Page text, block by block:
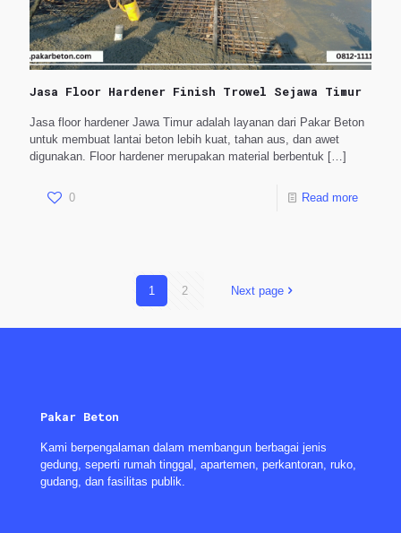
Jasa Floor Hardener Finish Trowel Sejawa Timur
Jasa floor hardener Jawa Timur adalah layanan dari Pakar Beton
untuk membuat lantai beton lebih kuat, tahan aus, dan awet
digunakan. Floor hardener merupakan material berbentuk […]
0 Read more
1 2 Next page
Pakar Beton
Kami berpengalaman dalam membangun berbagai jenis
gedung, seperti rumah tinggal, apartemen, perkantoran, ruko,
gudang, dan fasilitas publik.